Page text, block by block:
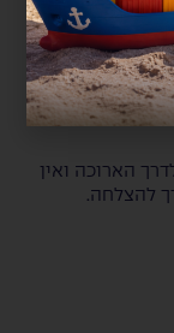
מרכיב השותפות
לקוחות
המטען החיוני
הלקוחות שלנו
בקבלת כל בקשה
הארוכה ואין
להצלחה.